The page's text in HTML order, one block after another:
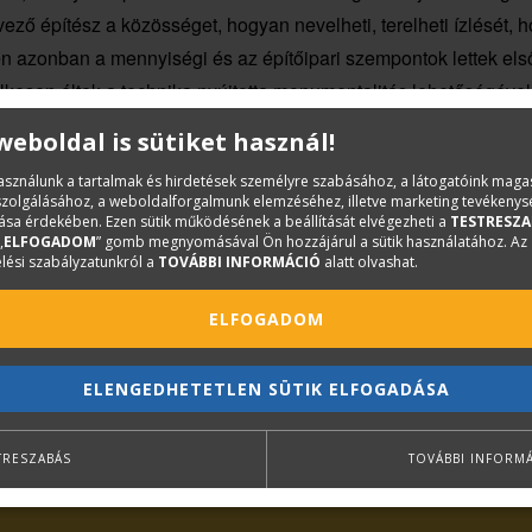
építész a közösséget, hogyan nevelheti, terelheti ízlését,
azonban a mennyiségi és az építőipari szempontok lettek
éltek a technika nyújtotta monumentalitás
pozitív váltást ígért, ráadásul egy olyan irányban, amelybe
fájdalommentes átmenetre számított. Az ezredvégen
identitás problémáját. A korlátok nélkül beáramló
megvizsgálja viszonyát saját múltjához, a
személyisége, akinek kutatási területe elsősorban a
nemzetközi konferenciákra vagy külföldi folyóiratok
könyvünkhöz.
is sütiket használ!
a tartalmak és hirdetések személyre szabásához, a látogatóink
a weboldalforgalmunk elemzéséhez, illetve marketing
érdekében. Ezen sütik működésének a beállítását elvégezheti a
ELFOGADOM” gomb megnyomásával Ön hozzájárul a sütik használatához. Az
szabályzatunkról a TOVÁBBI INFORMÁCIÓ alatt olvashat.
ELFOGADOM
ELENGEDHETETLEN SÜTIK ELFOGADÁSA
TOVÁBBI